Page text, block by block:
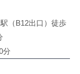
（B12出口）徒歩
分